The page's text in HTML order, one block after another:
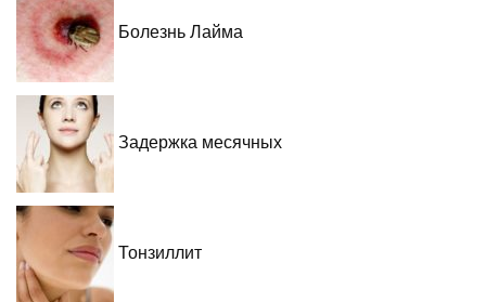
Болезнь Лайма
Задержка месячных
Тонзиллит